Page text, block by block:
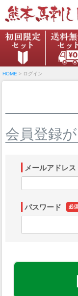
HOME ログイン
会員登録
メールアドレス
パスワード
(必